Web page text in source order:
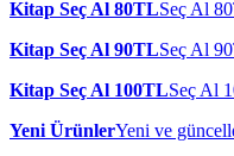
Kitap Seç Al 80TLSeç Al
Kitap Seç Al 90TLSeç Al
Kitap Seç Al 100TLSeç Al
Yeni ÜrünlerYeni ve